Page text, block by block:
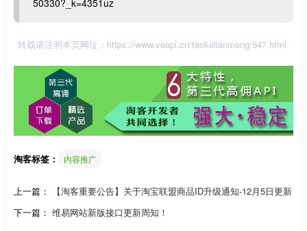
50330?_k=4351uz
转载请注明本页网址： https://www.veapi.cn/taokelianmeng/547.html
淘客标签： 内容推广
上一篇：
【淘客重要公告】关于淘宝联盟商品ID升级通知-12月5日更新
下一篇： 维易网站新版接口更新周知！